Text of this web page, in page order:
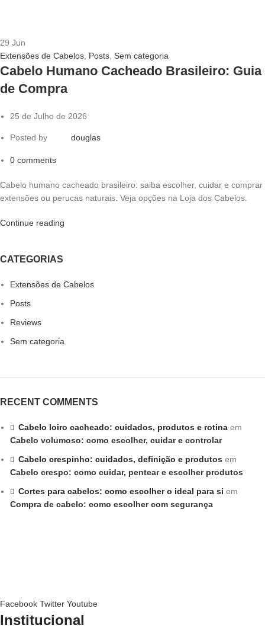
29 Jun
Extensões de Cabelos Posts Sem categoria
Cabelo Humano Cacheado Brasileiro: Guia
de Compra
25 de Julho de 2026
Posted by douglas
0 comments
Cabelo humano cacheado brasileiro: saiba escolher, cuidar e comprar
extensões ou perucas naturais. Veja opções na Loja dos Cabelos.
Continue reading
CATEGORIAS
Extensões de Cabelos
Posts
Reviews
Sem categoria
RECENT COMMENTS
Cabelo loiro cacheado: cuidados, produtos e rotina em
Cabelo volumoso: como escolher, cuidar e controlar
Cabelo crespinho: cuidados, definição e produtos em
Cabelo crespo: como cuidar, pentear e escolher produtos
Cortes para cabelos: como escolher o ideal para si em
Compra de cabelo: como escolher com segurança
Facebook Twitter Youtube
Institucional